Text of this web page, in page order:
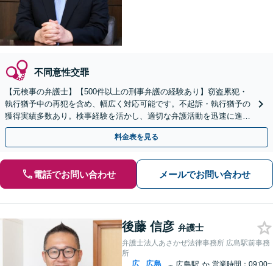
不同意性交罪
【元検事の弁護士】【500件以上の刑事弁護の経験あり】窃盗累犯・
執行猶予中の再犯を含め、幅広く対応可能です。不起訴・執行猶予の
獲得実績多数あり。検事経験を活かし、適切な弁護活動を迅速に進め
てまいります【初回相談無料】【土日祝相談可】
料金表を見る
電話でお問い合わせ メールでお問い合わせ
後藤 信彦 弁護士
弁護士法人あさかぜ法律事務所 広島駅前事務
所
広
広島
営業時間：09:00~